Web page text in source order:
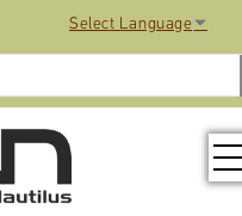
Select Language ▼